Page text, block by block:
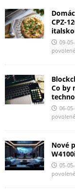
CPZ-
09-
povolené
Co by
06-
povolené
Nové
05-
povolené